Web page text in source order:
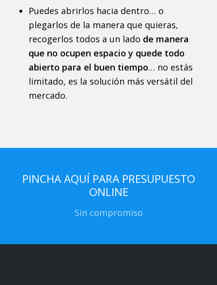
Puedes abrirlos hacia dentro… o
plegarlos de la manera que quieras,
recogerlos todos a un lado de manera
que no ocupen espacio y quede todo
abierto para el buen tiempo… no estás
limitado, es la solución más versátil del
mercado.
PINCHA AQUÍ PARA PRESUPUESTO
ONLINE
Sin compromiso